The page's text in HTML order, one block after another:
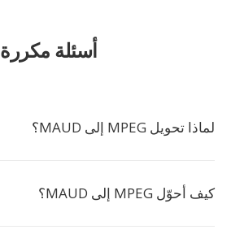
أسئلة مكررة
لماذا تحويل MPEG إلى MAUD؟
كيف أحوّل MPEG إلى MAUD؟